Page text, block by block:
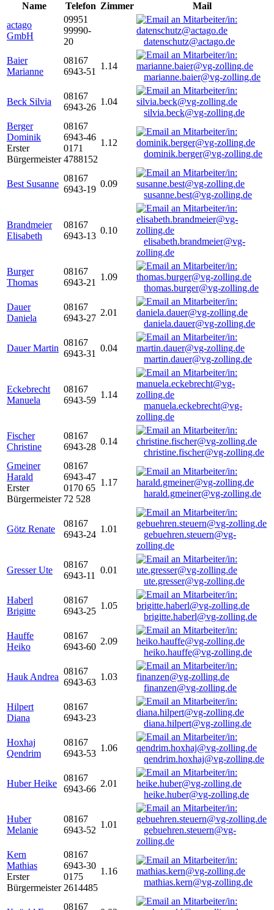
Name
Telefon Zimmer
Mail
actago
GmbH
09951
99990-
20
datenschutz@actago.de
Baier
Marianne
08167
6943-51
1.14
marianne.baier@vg-zolling.de
Beck Silvia
08167
6943-26
1.04
silvia.beck@vg-zolling.de
Berger
Dominik
Erster
Bürgermeister
08167
6943-46
0171
4788152
1.12
dominik.berger@vg-zolling.de
Best Susanne
08167
6943-19
0.09
susanne.best@vg-zolling.de
Brandmeier
Elisabeth
08167
6943-13
0.10
elisabeth.brandmeier@vg-
zolling.de
Burger
Thomas
08167
6943-21
1.09
thomas.burger@vg-zolling.de
Dauer
Daniela
08167
6943-27
2.01
daniela.dauer@vg-zolling.de
Dauer Martin
08167
6943-31
0.04
martin.dauer@vg-zolling.de
Eckebrecht
Manuela
08167
6943-59
1.14
manuela.eckebrecht@vg-
zolling.de
Fischer
Christine
08167
6943-28
0.14
christine.fischer@vg-zolling.de
Gmeiner
Harald
Erster
Bürgermeister
08167
6943-47
0170 65
72 528
1.17
harald.gmeiner@vg-zolling.de
Götz Renate
08167
6943-24
1.01
gebuehren.steuern@vg-
zolling.de
Gresser Ute
08167
6943-11
0.01
ute.gresser@vg-zolling.de
Haberl
Brigitte
08167
6943-25
1.05
brigitte.haberl@vg-zolling.de
Hauffe
Heiko
08167
6943-60
2.09
heiko.hauffe@vg-zolling.de
Hauk Andrea
08167
6943-63
1.03
finanzen@vg-zolling.de
Hilpert
Diana
08167
6943-23
diana.hilpert@vg-zolling.de
Hoxhaj
Qendrim
08167
6943-53
1.06
qendrim.hoxhaj@vg-zolling.de
Huber Heike
08167
6943-66
2.01
heike.huber@vg-zolling.de
Huber
Melanie
08167
6943-52
1.01
gebuehren.steuern@vg-
zolling.de
Kern
Mathias
Erster
Bürgermeister
08167
6943-30
0175
2614485
1.16
mathias.kern@vg-zolling.de
08167